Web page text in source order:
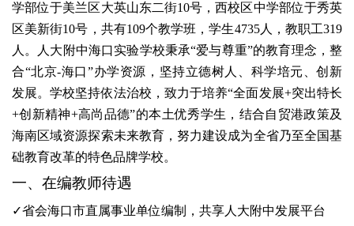
学部位于美兰区大英山东二街10号，西校区中学部位于秀英
区美新街10号，共有109个教学班，学生4735人， 教职工319
人。
人大附中海口实验学校秉承“爱与尊重”的教育理念，整
合“北京-海口”办学资源，坚持立德树人、科学培元、创新
发展。学校坚持依法治校，致力于培养“全面发展+突出特长
+创新精神+高尚品德”的本土优秀学生，结合自贸港政策及
海南区域资源探索未来教育，努力建设成为全省乃至全国基
础教育改革的特色品牌学校。
一、在编教师待遇
✓省会海口市直属事业单位编制 ， 共享人大附中发展平台